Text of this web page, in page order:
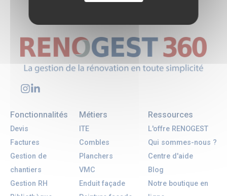
Fonctionnalités
Devis
Factures
Gestion de
chantiers
Gestion RH
Métiers
ITE
Combles
Planchers
VMC
Enduit façade
Ressources
L'offre RENOGEST
Qui sommes-nous ?
Centre d'aide
Blog
Notre boutique en